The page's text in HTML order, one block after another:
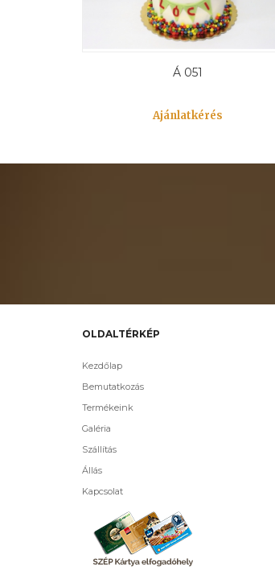
Á 051
Ajánlatkérés
OLDALTÉRKÉP
Kezdőlap
Bemutatkozás
Termékeink
Galéria
Szállítás
Állás
Kapcsolat